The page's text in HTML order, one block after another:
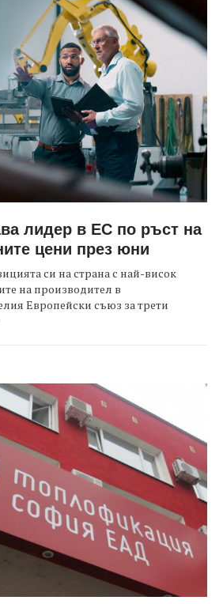
лидер в ЕС по ръст на
цени през юни
си на страна с най-висок
на производител в
Европейски съюз за трети